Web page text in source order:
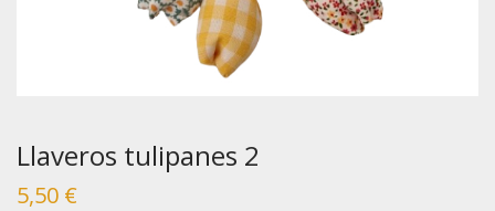
Llaveros tulipanes 2
5,50 €